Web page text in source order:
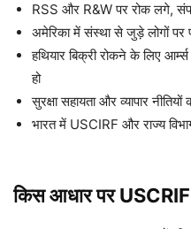
RSS और R&W पर रोक लगे,
अमेरिका में संस्था से जुड़े लोगों पर
हथियार बिक्री रोकने के लिए
हो
सुरक्षा सहायता और व्यापार
भारत में USCIRF और राज्य
किस आधार पर USCRIF